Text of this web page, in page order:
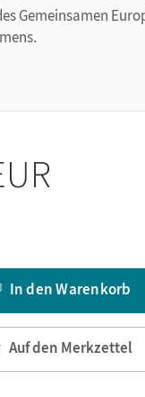
Gemeinsamen
modernen
von
aktuelle Sichtweisen
des
von
innen.
In den Warenkorb
Auf den Merkzettel